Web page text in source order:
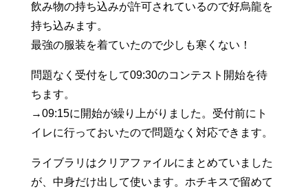
飲み物の持ち込みが許可されているので好烏龍を
持ち込みます。
最強の服装を着ていたので少しも寒くない！
問題なく受付をして09:30のコンテスト開始を待
ちます。
→09:15に開始が繰り上がりました。受付前にト
イレに行っておいたので問題なく対応できます。
ライブラリはクリアファイルにまとめていました
が、中身だけ出して使います。ホチキスで留めて